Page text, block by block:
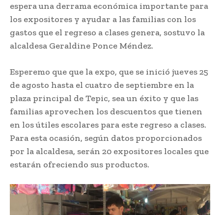
espera una derrama económica importante para
los expositores y ayudar a las familias con los
gastos que el regreso a clases genera, sostuvo la
alcaldesa Geraldine Ponce Méndez.
Esperemo que que la expo, que se inició jueves 25
de agosto hasta el cuatro de septiembre en la
plaza principal de Tepic, sea un éxito y que las
familias aprovechen los descuentos que tienen
en los útiles escolares para este regreso a clases.
Para esta ocasión, según datos proporcionados
por la alcaldesa, serán 20 expositores locales que
estarán ofreciendo sus productos.